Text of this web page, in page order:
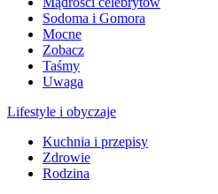
Sodoma i Gomora
Mocne
Zobacz
Taśmy
Uwaga
Lifestyle i obyczaje
Kuchnia i przepisy
Zdrowie
Rodzina